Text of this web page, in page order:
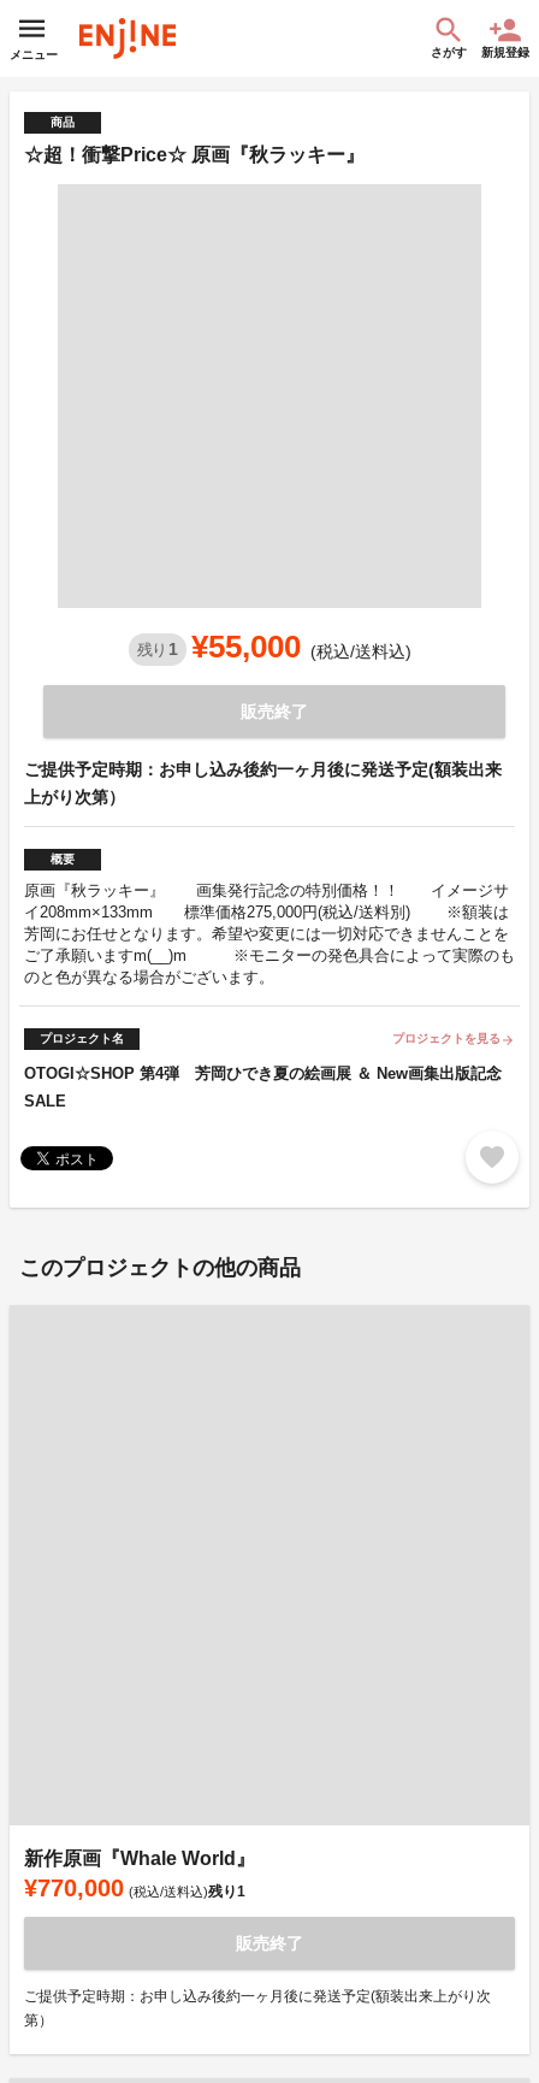
メニュー さがす 新規登録
商品
☆超！衝撃Price☆ 原画『秋ラッキー』
残り 1 ¥55,000 (税込/送料込)
販売終了
ご提供予定時期：お申し込み後約一ヶ月後に発送予定(額装出来
上がり次第）
概要
原画『秋ラッキー』 画集発行記念の特別価格！！ イメージサ
イ208mm×133mm 標準価格275,000円(税込/送料別) ※額装は
芳岡にお任せとなります。希望や変更には一切対応できませんことを
ご了承願いますm(__)m ※モニターの発色具合によって実際のも
のと色が異なる場合がございます。
プロジェクト名 プロジェクトを見る arrow_forward
OTOGI☆SHOP 第4弾 芳岡ひでき夏の絵画展 ＆ New画集出版記念
SALE
favorite
このプロジェクトの他の商品
新作原画『Whale World』
¥770,000 (税込/送料込)残り1
販売終了
ご提供予定時期：お申し込み後約一ヶ月後に発送予定(額装出来上がり次
第）